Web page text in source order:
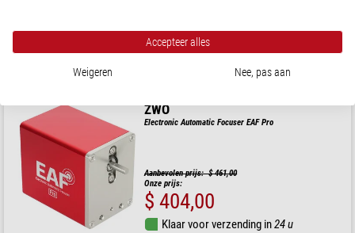
$ 59,00
ZWO
Electronic Automatic Focuser EAF Pro
Aanbevolen prijs: $ 461,00
Onze prijs:
$ 404,00
Klaar voor verzending in24 u
Accepteer alles
Weigeren Nee, pas aan